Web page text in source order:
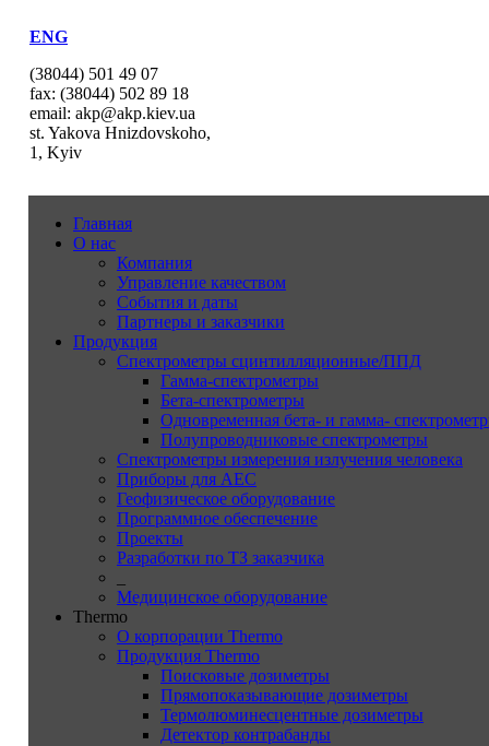
ENG
(38044) 501 49 07
fax: (38044) 502 89 18
email: akp@akp.kiev.ua
st. Yakova Hnizdovskoho,
1, Kyiv
Главная
О нас
Компания
Управление качеством
События и даты
Партнеры и заказчики
Продукция
Спектрометры сцинтилляционные/ППД
Гамма-спектрометры
Бета-спектрометры
Одновременная бета- и гамма-
Полупроводниковые спектрометры
Спектрометры измерения излучения человека
Приборы для АЕС
Геофизическое оборудование
Программное обеспечение
Проекты
Разработки по ТЗ заказчика
Медицинское оборудование
Thermo
О корпорации Thermo
Продукция Thermo
Поисковые дозиметры
Прямопоказывающие дозиметры
Термолюминесцентные дозиметры
Детектор контрабанды